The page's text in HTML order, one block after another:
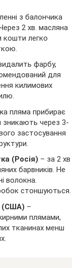
з балончика
2 хв. масляна
кошти легко
фарбу,
для
килимових
пляма прибирає
зникають через 3-
застосування
(Росія) – за 2 хв
барвників. Не
волокна.
стоншуються.
(США) –
плямами,
тканинах менш